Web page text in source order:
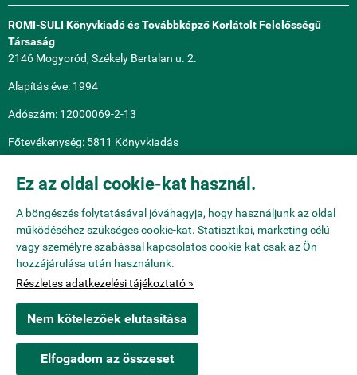
Ez az oldal cookie-kat használ.
A böngészés folytatásával jóváhagyja, hogy használjunk az oldal
működéséhez szükséges cookie-kat. Statisztikai, marketing célú
vagy személyre szabással kapcsolatos cookie-kat csak az Ön
hozzájárulása után használunk.
Részletes adatkezelési tájékoztató »
Nem kötelezőek elutasítása
Elfogadom az összeset
ROMI-SULI Könyvkiadó és Továbbképző Korlátolt Felelősségű
Társaság
2146 Mogyoród, Székely Bertalan u. 2.
Alapítás éve: 1994
Adószám: 12000069-2-13
Főtevékenység: 5811 Könyvkiadás
Partnereink
FILESYSTEM Kft.
NEXT-INFORM Kft.
Webáruház készítés